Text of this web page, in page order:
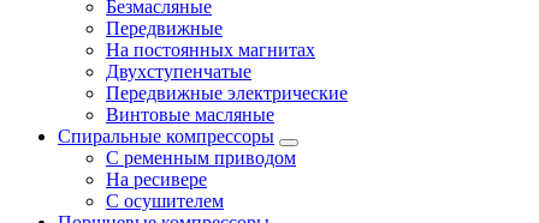
Безмасляные
Передвижные
На постоянных магнитах
Двухступенчатые
Передвижные электрические
Винтовые масляные
Спиральные компрессоры
С ременным приводом
На ресивере
С осушителем